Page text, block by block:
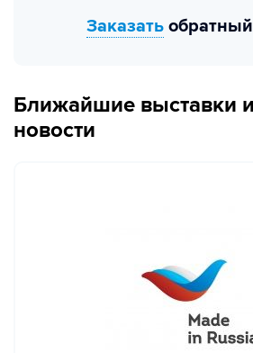
Заказать
Ближайшие выставки
новости